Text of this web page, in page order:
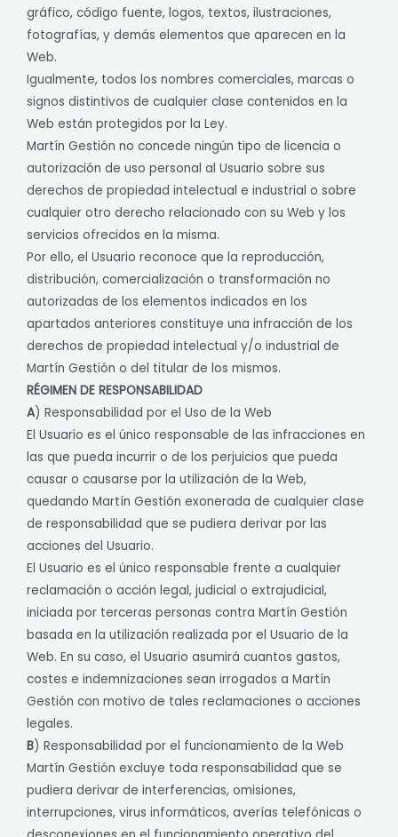
gráfico, código fuente, logos, textos, ilustraciones,
fotografías, y demás elementos que aparecen en la
Web.
Igualmente, todos los nombres comerciales, marcas o
signos distintivos de cualquier clase contenidos en la
Web están protegidos por la Ley.
Martín Gestión no concede ningún tipo de licencia o
autorización de uso personal al Usuario sobre sus
derechos de propiedad intelectual e industrial o sobre
cualquier otro derecho relacionado con su Web y los
servicios ofrecidos en la misma.
Por ello, el Usuario reconoce que la reproducción,
distribución, comercialización o transformación no
autorizadas de los elementos indicados en los
apartados anteriores constituye una infracción de los
derechos de propiedad intelectual y/o industrial de
Martín Gestión o del titular de los mismos.
RÉGIMEN DE RESPONSABILIDAD
A) Responsabilidad por el Uso de la Web
El Usuario es el único responsable de las infracciones en
las que pueda incurrir o de los perjuicios que pueda
causar o causarse por la utilización de la Web,
quedando Martín Gestión exonerada de cualquier clase
de responsabilidad que se pudiera derivar por las
acciones del Usuario.
El Usuario es el único responsable frente a cualquier
reclamación o acción legal, judicial o extrajudicial,
iniciada por terceras personas contra Martín Gestión
basada en la utilización realizada por el Usuario de la
Web. En su caso, el Usuario asumirá cuantos gastos,
costes e indemnizaciones sean irrogados a Martín
Gestión con motivo de tales reclamaciones o acciones
legales.
B) Responsabilidad por el funcionamiento de la Web
Martín Gestión excluye toda responsabilidad que se
pudiera derivar de interferencias, omisiones,
interrupciones, virus informáticos, averías telefónicas o